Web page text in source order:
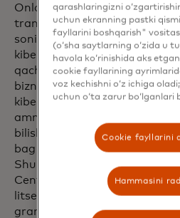
Onlayn faoliyat yuritayotgan
tranzaksiyalar olib
soni ortib borayotganligi
kiberxavfsizlikka ehtiyoj
qachongidan ham muhimroq.
biznes egalarining 88 foizi
kiberhujumga zaif deb
ammo ko'pchilik qaerdan
bilishmaydi yoki
bag'ishlash uchun vaqtlari
Shu sababli Mastercard
Center Marketplace’iga 1000
litsenziyani sovg'a qiladi.
grant oluvchilariga,
qarashlaringizni
uchun ekranning pastki
fayllarini boshqarish"
(o‘sha saytlarning o‘zida u
havola ko‘rinishida aks
cookie fayllarining
voz kechishni o‘z ichiga
uchun o‘ta zarur bo‘lganlari
Cookie fayllarini
Hammasini